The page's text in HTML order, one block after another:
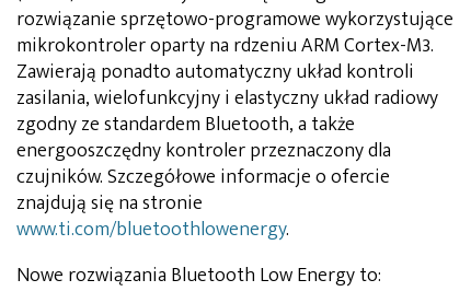
rozwiązanie sprzętowo-programowe wykorzystujące
mikrokontroler oparty na rdzeniu ARM Cortex-M3.
Zawierają ponadto automatyczny układ kontroli
zasilania, wielofunkcyjny i elastyczny układ radiowy
zgodny ze standardem Bluetooth, a także
energooszczędny kontroler przeznaczony dla
czujników. Szczegółowe informacje o ofercie
znajdują się na stronie
www.ti.com/bluetoothlowenergy.
Nowe rozwiązania Bluetooth Low Energy to: